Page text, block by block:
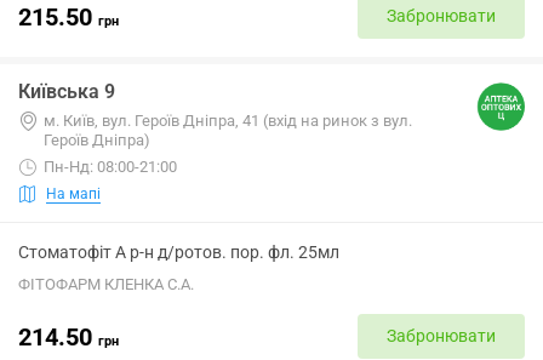
215.50 грн Забронювати
Київська 9
м. Київ, вул. Героїв Дніпра, 41 (вхід на ринок з вул.
Героїв Дніпра)
Пн-Нд: 08:00-21:00
На мапі
Стоматофіт А р-н д/ротов. пор. фл. 25мл
ФІТОФАРМ КЛЕНКА С.А.
214.50 грн Забронювати